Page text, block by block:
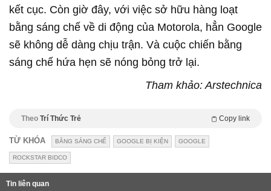
kết cục. Còn giờ đây, với việc sở hữu hàng loạt
bằng sáng chế về di động của Motorola, hẳn Google
sẽ không dễ dàng chịu trận. Và cuộc chiến bằng
sáng chế hứa hẹn sẽ nóng bỏng trở lại.
Tham khảo: Arstechnica
Theo Trí Thức Trẻ Copy link
TỪ KHÓA BẰNG SÁNG CHẾ GOOGLE BỊ KIỆN GOOGLE
ROCKSTAR BIDCO
Tin liên quan